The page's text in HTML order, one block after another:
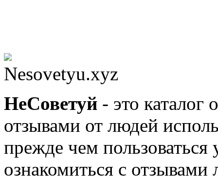
Nesovetyu.xyz
НеСоветуй - это каталог
отзывами от людей
прежде чем
ознакомиться с отзывами